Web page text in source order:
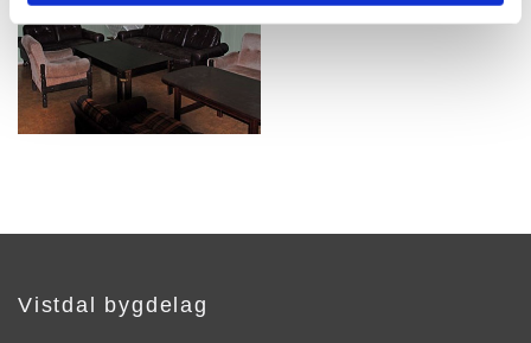
Vistdal bygdelag